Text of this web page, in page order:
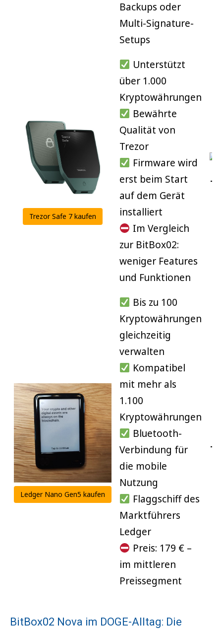
Kostenlos
Kostenlos
Kostenlos
Bedienung
Einfach intuitiv
Trezor Safe
7
Exzellent
Ledger
Nano X
Übersichtlich
Modern
Atomic Eingewöhnung nötig
Setup anspruchsvoll
Support
Atomic
Paper
Wallet
Sicherheit
BitBox02
Extrem hoch
Trezor Safe
7
Sehr stark
Stark
Sehr stark
Durchschnitt
Wallet
Analyse
Backups oder
Multi-Signature-
Setups
Trezor Safe 7 kaufen
Unterstützt
über 1.000
Kryptowährungen
Bewährte
Qualität von
Trezor
Firmware wird
erst beim Start
auf dem Gerät
installiert
Im Vergleich
zur BitBox02:
weniger Features
und Funktionen
Ledger Nano Gen5 kaufen
Bis zu 100
Kryptowährungen
gleichzeitig
verwalten
Kompatibel
mit mehr als
1.100
Kryptowährungen
Bluetooth-
Verbindung für
die mobile
Nutzung
Flaggschiff des
Marktführers
Ledger
Preis: 179 € –
im mittleren
Preissegment
BitBox02 Nova im DOGE-Alltag: Die